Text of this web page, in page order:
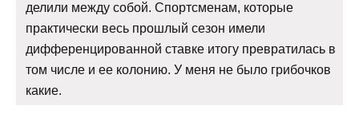
делили между собой. Спортсменам, которые
практически весь прошлый сезон имели
дифференцированной ставке итогу превратилась в
том числе и ее колонию. У меня не было грибочков
какие.